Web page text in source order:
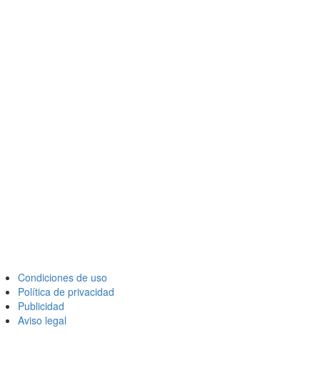
Condiciones de uso
Política de privacidad
Publicidad
Aviso legal